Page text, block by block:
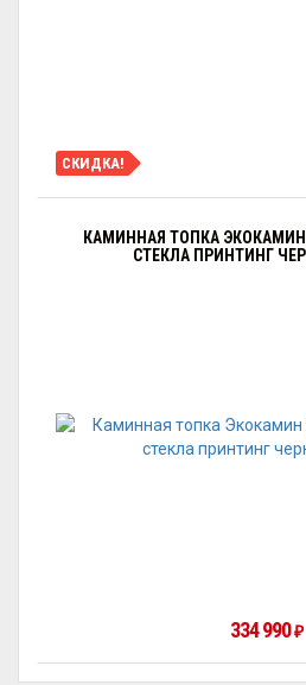
СКИДКА!
КАМИННАЯ ТОПКА ЭКОКАМИН
СТЕКЛА ПРИНТИНГ
334 990 ₽